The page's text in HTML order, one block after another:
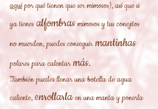
aquípor qué tienen que ser mimosos), así que si
ya tienes alfombras mimosos y tus conejitos
no muerden, puedes conseguir mantinhas
polares para calentar más.
También puedes llenar una botella de agua
caliente, enrollarla en una manta y ponerla